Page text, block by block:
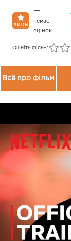
—
немає
оцінок
Оцініть фільм:
Всё про фільм